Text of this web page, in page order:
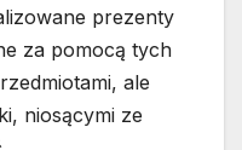
prezenty
za pomocą tych
ale
niosącymi ze